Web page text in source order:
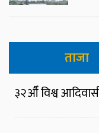
ताजा
३२औँ विश्व